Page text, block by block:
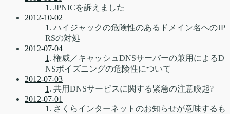
1 . JPNICを訴えました
2012-10-02
1 . ハイジャックの危険性のあるドメイン名へのJP
RSの対処
2012-07-04
1 . 権威／キャッシュDNSサーバーの兼用によるD
NSポイズニングの危険性について
2012-07-03
1 . 共用DNSサービスに関する緊急の注意喚起?
2012-07-01
1 . さくらインターネットのお知らせが意味するも